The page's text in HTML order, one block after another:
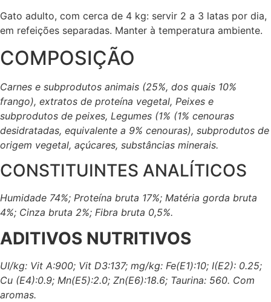
Gato adulto, com cerca de 4 kg: servir 2 a 3 latas por dia,
em refeições separadas. Manter à temperatura ambiente.
COMPOSIÇÃO
Carnes e subprodutos animais (25%, dos quais 10%
frango), extratos de proteína vegetal, Peixes e
subprodutos de peixes, Legumes (1% (1% cenouras
desidratadas, equivalente a 9% cenouras), subprodutos de
origem vegetal, açúcares, substâncias minerais.
CONSTITUINTES ANALÍTICOS
Humidade 74%; Proteína bruta 17%; Matéria gorda bruta
4%; Cinza bruta 2%; Fibra bruta 0,5%.
ADITIVOS NUTRITIVOS
UI/kg: Vit A:900; Vit D3:137; mg/kg: Fe(E1):10; I(E2): 0.25;
Cu (E4):0.9; Mn(E5):2.0; Zn(E6):18.6; Taurina: 560. Com
aromas.